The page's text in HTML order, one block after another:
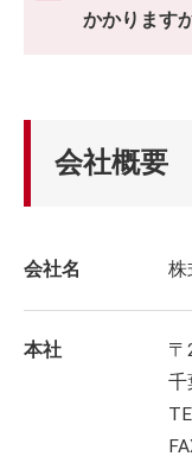
かかります
会社概要
会社名 株
本社
千